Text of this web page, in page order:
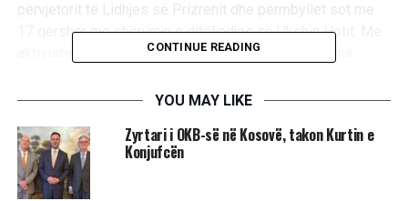
përvjetorit të Lidhjes së Prizrenit dhe përmbyllet sot me
17 qershor me shënimin e ditëlindjes së Ukshin Hotit. Me
aktivistë e banorë të Krushës së Madhe, në Shtëpinë
Bacës Ukë: xhemperin që e ka preferuar më së shumti dhe
kostum shihet edhe në fotografinë nga një koncert i
Shkurte Fejzës në Kërçovë”, ka thënë Kurti.
CONTINUE READING
YOU MAY LIKE
Zyrtari i OKB-së në Kosovë, takon Kurtin e
Konjufcën